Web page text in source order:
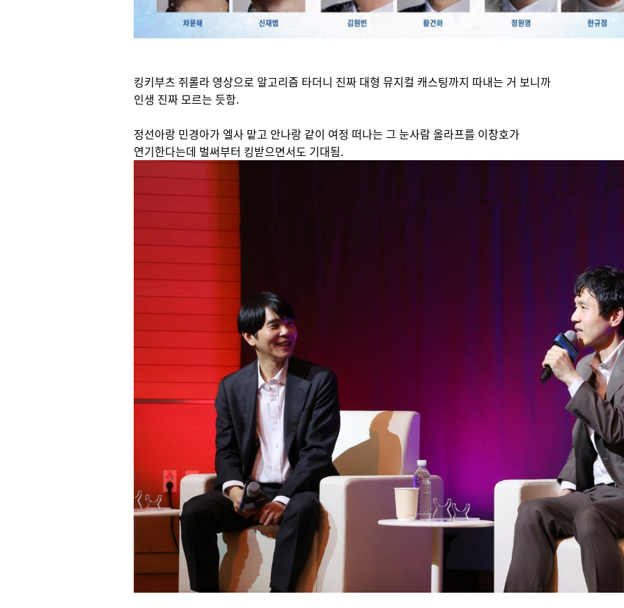
킹키부츠 쥐롤라 영상으로 알고리즘 타더니 진짜 대형 뮤지컬 캐스팅까지 따내는 거 보니까
인생 진짜 모르는 듯함.
정선아랑 민경아가 엘사 맡고 안나랑 같이 여정 떠나는 그 눈사람 올라프를 이창호가
연기한다는데 벌써부터 킹받으면서도 기대됨.